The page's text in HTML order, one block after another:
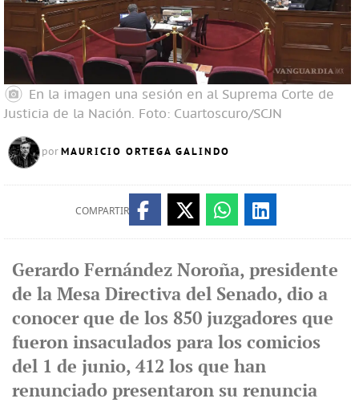
En la imagen una sesión en al Suprema Corte de
Justicia de la Nación. Foto: Cuartoscuro/SCJN
por MAURICIO ORTEGA GALINDO
COMPARTIR
Gerardo Fernández Noroña, presidente
de la Mesa Directiva del Senado, dio a
conocer que de los 850 juzgadores que
fueron insaculados para los comicios
del 1 de junio, 412 los que han
renunciado presentaron su renuncia